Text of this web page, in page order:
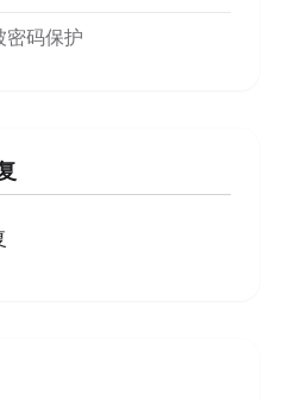
密码保护